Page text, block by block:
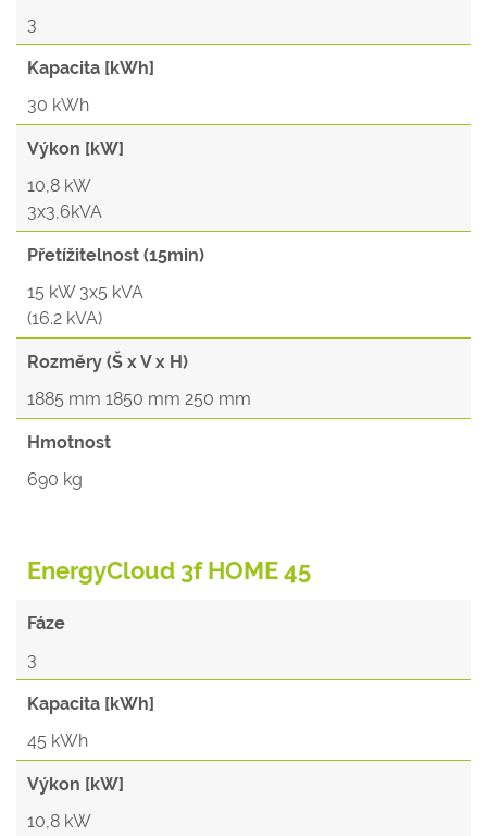
3
Kapacita [kWh]
30 kWh
Výkon [kW]
10,8 kW
3x3,6kVA
Přetížitelnost (15min)
15 kW 3x5 kVA
(16.2 kVA)
Rozměry (Š x V x H)
1885 mm 1850 mm 250 mm
Hmotnost
690 kg
EnergyCloud 3f HOME 45
Fáze
3
Kapacita [kWh]
45 kWh
Výkon [kW]
10,8 kW